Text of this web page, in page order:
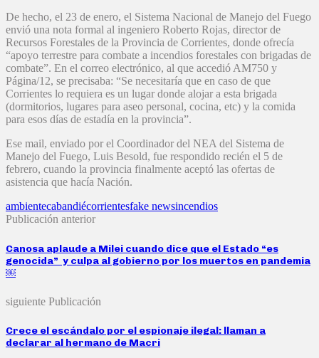
De hecho, el 23 de enero, el Sistema Nacional de Manejo del Fuego
envió una nota formal al ingeniero Roberto Rojas, director de
Recursos Forestales de la Provincia de Corrientes, donde ofrecía
“apoyo terrestre para combate a incendios forestales con brigadas de
combate”. En el correo electrónico, al que accedió AM750 y
Página/12, se precisaba: “Se necesitaría que en caso de que
Corrientes lo requiera es un lugar donde alojar a esta brigada
(dormitorios, lugares para aseo personal, cocina, etc) y la comida
para esos días de estadía en la provincia”.
Ese mail, enviado por el Coordinador del NEA del Sistema de
Manejo del Fuego, Luis Besold, fue respondido recién el 5 de
febrero, cuando la provincia finalmente aceptó las ofertas de
asistencia que hacía Nación.
ambientecabandiécorrientesfake newsincendios
Publicación anterior
Canosa aplaude a Milei cuando dice que el Estado “es
genocida” y culpa al gobierno por los muertos en pandemia
￼
siguiente Publicación
Crece el escándalo por el espionaje ilegal: llaman a
declarar al hermano de Macri